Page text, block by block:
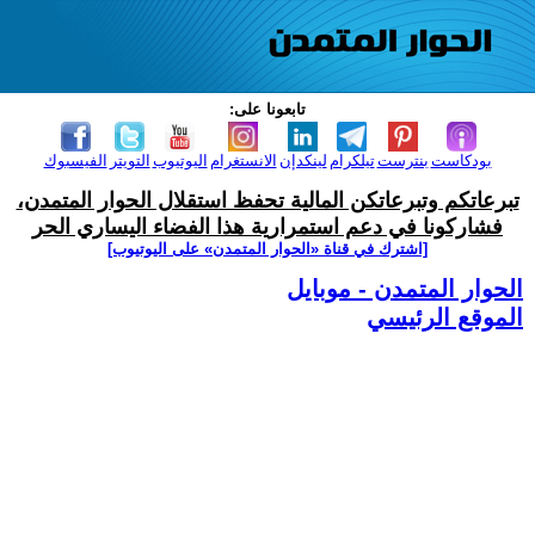
تابعونا على:
الفيسبوك التويتر اليوتيوب الانستغرام لينكدإن تيلكرامبنترست بودكاست
تبرعاتكم وتبرعاتكن المالية تحفظ استقلال الحوار المتمدن،
فشاركونا في دعم استمرارية هذا الفضاء اليساري الحر
[اشترك في قناة ‫«الحوار المتمدن» على اليوتيوب]
الحوار المتمدن - موبايل
الموقع الرئيسي